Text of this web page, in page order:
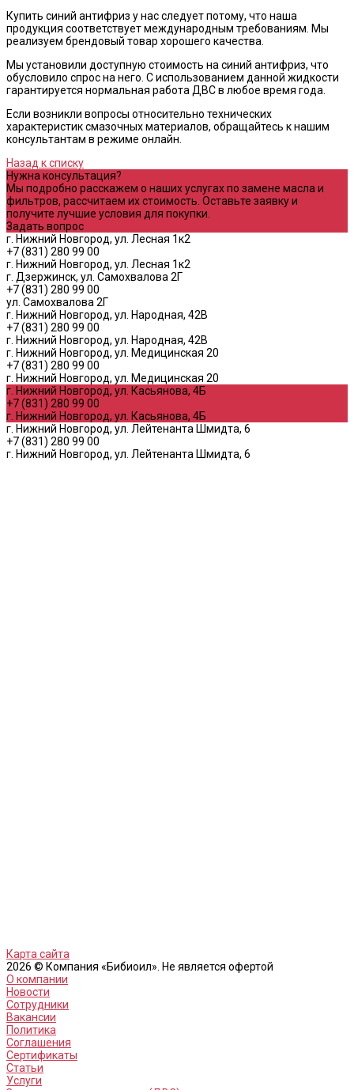
Купить синий антифриз у нас следует потому, что наша
продукция соответствует международным требованиям. Мы
реализуем брендовый товар хорошего качества.
Мы установили доступную стоимость на синий антифриз, что
обусловило спрос на него. С использованием данной жидкости
гарантируется нормальная работа ДВС в любое время года.
Если возникли вопросы относительно технических
характеристик смазочных материалов, обращайтесь к нашим
консультантам в режиме онлайн.
Назад к списку
Нужна консультация?
Мы подробно расскажем о наших услугах по замене масла и
фильтров, рассчитаем их стоимость. Оставьте заявку и
получите лучшие условия для покупки.
Задать вопрос
г. Нижний Новгород, ул. Лесная 1к2
+7 (831) 280 99 00
г. Нижний Новгород, ул. Лесная 1к2
г. Дзержинск, ул. Самохвалова 2Г
+7 (831) 280 99 00
ул. Самохвалова 2Г
г. Нижний Новгород, ул. Народная, 42В
+7 (831) 280 99 00
г. Нижний Новгород, ул. Народная, 42В
г. Нижний Новгород, ул. Медицинская 20
+7 (831) 280 99 00
г. Нижний Новгород, ул. Медицинская 20
г. Нижний Новгород, ул. Касьянова, 4Б
+7 (831) 280 99 00
г. Нижний Новгород, ул. Касьянова, 4Б
г. Нижний Новгород, ул. Лейтенанта Шмидта, 6
+7 (831) 280 99 00
г. Нижний Новгород, ул. Лейтенанта Шмидта, 6
Карта сайта
2026 © Компания «Бибиоил». Не является офертой
О компании
Новости
Сотрудники
Вакансии
Политика
Соглашения
Сертификаты
Статьи
Услуги